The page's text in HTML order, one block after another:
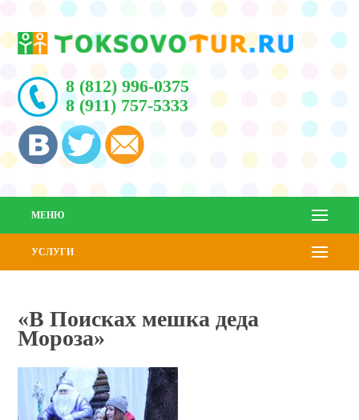
8 (812) 996-0375
8 (911) 757-5333
МЕНЮ
УСЛУГИ
«В Поисках мешка деда
Мороза»